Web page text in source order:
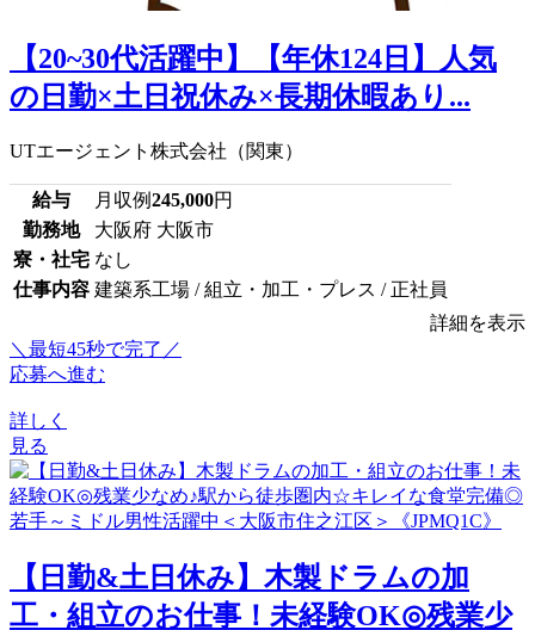
【20~30代活躍中】【年休124日】人気
の日勤×土日祝休み×長期休暇あり...
UTエージェント株式会社（関東）
給与 月収例245,000円
勤務地
大阪府 大阪市
寮・社宅 なし
仕事内容 建築系工場 / 組立・加工・プレス / 正社員
詳細を表示
＼最短45秒で完了／
応募へ進む
詳しく
見る
【日勤&土日休み】木製ドラムの加
工・組立のお仕事！未経験OK◎残業少